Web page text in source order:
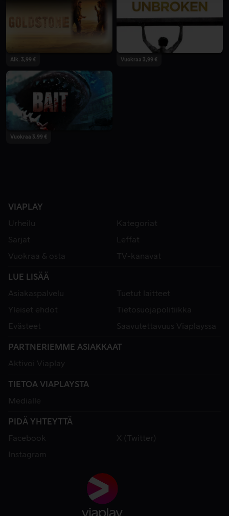
Alk. 3,99 € Vuokraa 3,99 €
Vuokraa 3,99 €
VIAPLAY
Urheilu
Kategoriat
Sarjat
Leffat
Vuokraa & osta
TV-kanavat
LUE LISÄÄ
Asiakaspalvelu
Tuetut laitteet
Yleiset ehdot
Tietosuojapolitiikka
Evästeet
Saavutettavuus Viaplayssa
PARTNERIEMME ASIAKKAAT
Aktivoi Viaplay
TIETOA VIAPLAYSTA
Medialle
PIDÄ YHTEYTTÄ
Facebook
X (Twitter)
Instagram